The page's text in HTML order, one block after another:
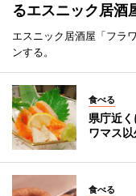
るエスニック居酒
エスニック居酒屋「フラ
ンする。
食べる
県庁近
ワマス以
食べる